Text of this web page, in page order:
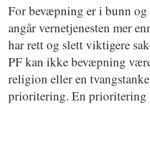
For bevæpning er i bunn og
angår vernetjenesten mer
har rett og slett viktigere
PF kan ikke bevæpning
religion eller en
prioritering. En prioritering